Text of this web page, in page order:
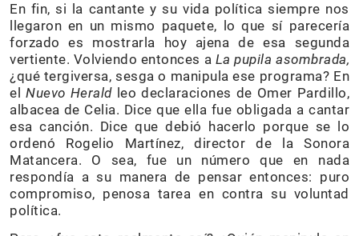
En fin, si la cantante y su vida política siempre nos
llegaron en un mismo paquete, lo que sí parecería
forzado es mostrarla hoy ajena de esa segunda
vertiente. Volviendo entonces a La pupila asombrada,
¿qué tergiversa, sesga o manipula ese programa? En
el Nuevo Heraldleo declaraciones de Omer Pardillo,
albacea de Celia. Dice que ella fue obligada a cantar
esa canción. Dice que debió hacerlo porque se lo
ordenó Rogelio Martínez, director de la Sonora
Matancera. O sea, fue un número que en nada
respondía a su manera de pensar entonces: puro
compromiso, penosa tarea en contra su voluntad
política.